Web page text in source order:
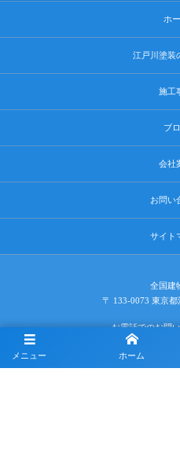
メニュー ホーム
ホ
江戸川塗装
施工
ブ
会社
お問い
サイト
全国建
〒 133-0073 東京
お電話でのお問
080-